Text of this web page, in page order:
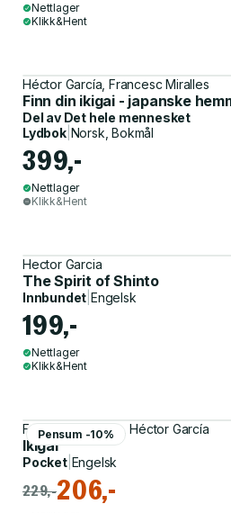
Nettlager
Klikk&Hent
Héctor García, Francesc Miralles
Finn din ikigai - japanske
Del av Det hele mennesket
Lydbok| Norsk, Bokmål
399,-
Nettlager
Klikk&Hent
Hector Garcia
The Spirit of Shinto
Innbundet |Engelsk
199,-
Nettlager
Klikk&Hent
Pensum -10%
Francesc Miralles, Héctor García
Ikigai
Pocket| Engelsk
229,-206,-